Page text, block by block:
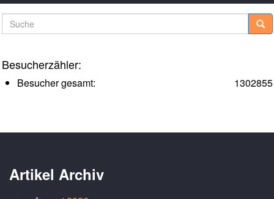
Suche
Besucherzähler:
1302855
Besucher gesamt:
Artikel Archiv